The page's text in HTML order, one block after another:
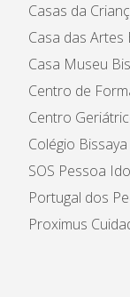
Casas da
Casa das
Casa Museu
Centro de
Centro
Colégio
SOS Pessoa
Portugal dos
Proximus